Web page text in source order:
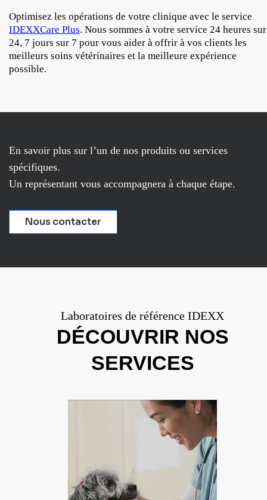
Optimisez les opérations de votre clinique avec le service
IDEXXCare Plus. Nous sommes à votre service 24 heures sur
24, 7 jours sur 7 pour vous aider à offrir à vos clients les
meilleurs soins vétérinaires et la meilleure expérience
possible.
En savoir plus sur l’un de nos produits ou services
spécifiques.
Un représentant vous accompagnera à chaque étape.
Nous contacter
Laboratoires de référence IDEXX
DÉCOUVRIR NOS
SERVICES